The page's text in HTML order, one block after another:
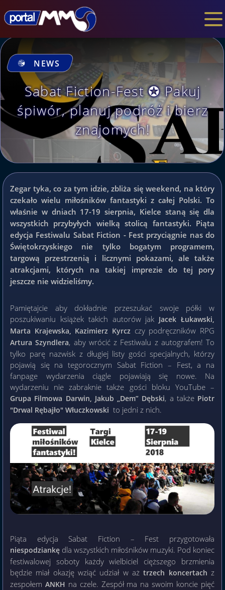
NEWS
Sabat Fiction-Fest ✪ Pakuj
śpiwór, planuj podróż i bierz
znajomych!
Zegar tyka, co za tym idzie, zbliża się weekend, na który
czekało wielu miłośników fantastyki z całej Polski. To
właśnie w dniach 17-19 sierpnia, Kielce staną się dla
wszystkich przybyłych wielką stolicą fantastyki. Piąta
edycja Festiwalu Sabat Fiction - Fest przyciągnie nas do
Świętokrzyskiego nie tylko bogatym programem,
targową przestrzenią i licznymi pokazami, ale także
atrakcjami, których na takiej imprezie do tej pory
jeszcze nie widzieliśmy.
Pamiętajcie aby dokładnie przeszukać swoje półki w
poszukiwaniu książek takich autorów jak Jacek Łukawski,
Marta Krajewska, Kazimierz Kyrcz czy podręczników RPG
Artura Szyndlera, aby wrócić z Festiwalu z autografem! To
tylko parę nazwisk z długiej listy gości specjalnych, którzy
pojawią się na tegorocznym Sabat Fiction – Fest, a na
fanpage wydarzenia ciągle pojawiają się nowe. Na
wydarzeniu nie zabraknie także gości bloku YouTube –
Grupa Filmowa Darwin, Jakub „Dem” Dębski, a także Piotr
"Drwal Rębajło" Włuczkowski to jedni z nich.
Piąta edycja Sabat Fiction – Fest przygotowała
niespodziankę dla wszystkich miłośników muzyki. Pod koniec
festiwalowej soboty każdy wielbiciel cięższego brzmienia
będzie miał okazję wziąć udział w ażtrzech koncertach z
zespołem ANKH na czele. Zespół ma na swoim koncie pięć